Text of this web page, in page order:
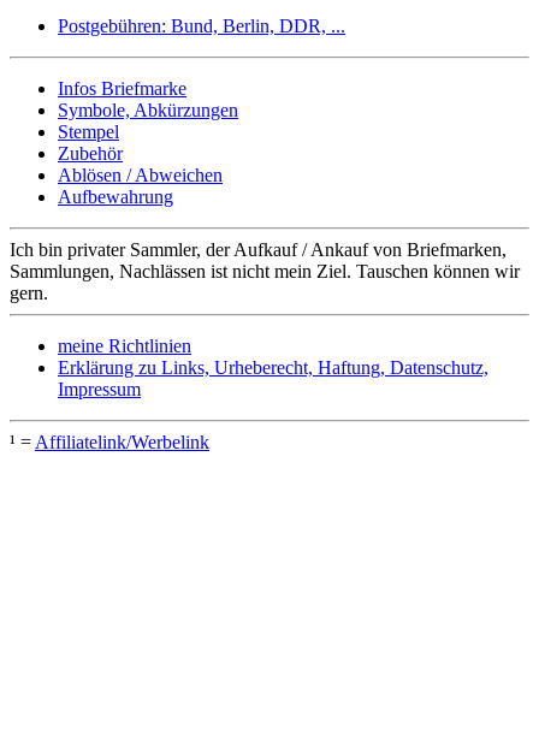
Postgebühren: Bund, Berlin, DDR, ...
Infos Briefmarke
Symbole, Abkürzungen
Stempel
Zubehör
Ablösen / Abweichen
Aufbewahrung
Ich bin privater Sammler, der Aufkauf / Ankauf von Briefmarken,
Sammlungen, Nachlässen ist nicht mein Ziel. Tauschen können wir
gern.
meine Richtlinien
Erklärung zu Links, Urheberecht, Haftung, Datenschutz,
Impressum
¹ = Affiliatelink/Werbelink